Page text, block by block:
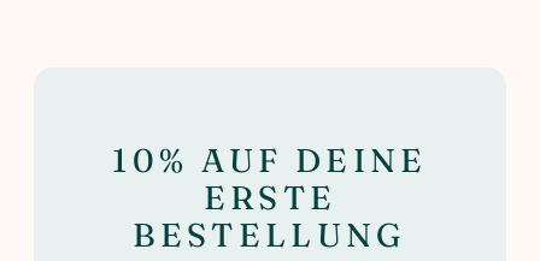
10% AUF DEINE
ERSTE
BESTELLUNG